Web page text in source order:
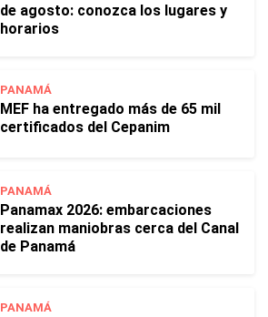
de agosto: conozca los lugares y
horarios
PANAMÁ
MEF ha entregado más de 65 mil
certificados del Cepanim
PANAMÁ
Panamax 2026: embarcaciones
realizan maniobras cerca del Canal
de Panamá
PANAMÁ